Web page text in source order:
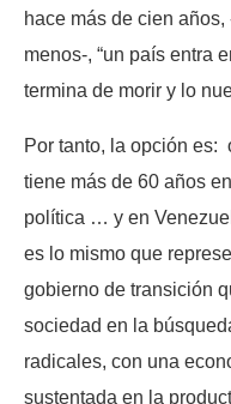
hace más de cien
menos-, “un país entra
termina de morir y lo
Por tanto, la opción es:
tiene más de 60 años
política … y en
es lo mismo que
gobierno de transición
sociedad en la
radicales, con una
sustentada en la